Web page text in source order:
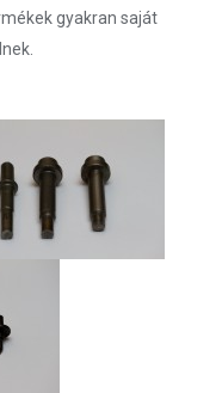
gyakran saját